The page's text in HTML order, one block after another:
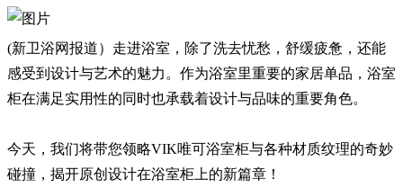
(新卫浴网报道）走进浴室，除了洗去忧愁，舒缓疲惫，还能
感受到设计与艺术的魅力。作为浴室里重要的家居单品，浴室
柜在满足实用性的同时也承载着设计与品味的重要角色。
今天，我们将带您领略VIK唯可浴室柜与各种材质纹理的奇妙
碰撞，揭开原创设计在浴室柜上的新篇章！